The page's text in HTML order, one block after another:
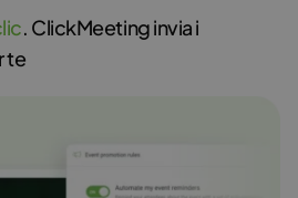
. ClickMeeting invia i
te